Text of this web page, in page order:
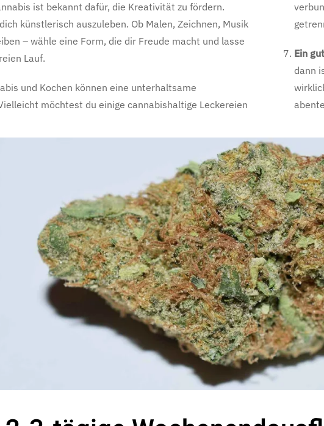
ist bekannt dafür, die Kreativität zu fördern.
künstlerisch auszuleben. Ob Malen, Zeichnen, Musik
– wähle eine Form, die dir Freude macht und lasse
Lauf.
und Kochen können eine unterhaltsame
möchtest du einige cannabishaltige Leckereien
Ein
dann